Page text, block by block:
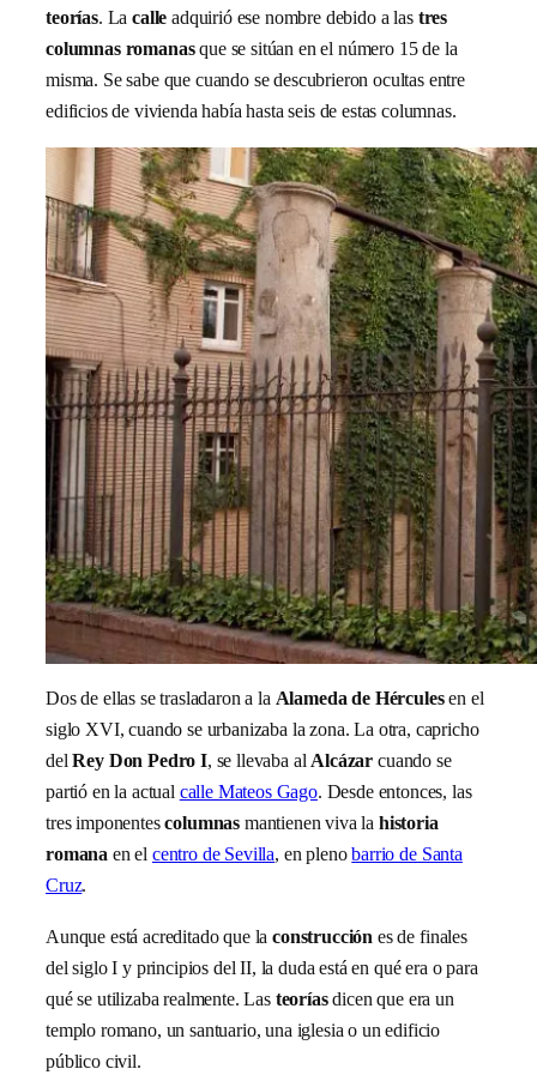
teorías. Lacalle adquirió ese nombre debido a las tres
columnas romanasque se sitúan en el número 15 de la
misma. Se sabe que cuando se descubrieron ocultas entre
edificios de vivienda había hasta seis de estas columnas.
Dos de ellas se trasladaron a la Alameda de Hérculesen el
siglo XVI, cuando se urbanizaba la zona. La otra, capricho
delRey Don Pedro I, se llevaba alAlcázar cuando se
partió en la actual calle Mateos Gago. Desde entonces, las
tres imponentescolumnas mantienen viva la historia
romana en el centro de Sevilla, en plenobarrio de Santa
Cruz.
Aunque está acreditado que laconstrucción es de finales
del siglo I y principios del II, la duda está en qué era o para
qué se utilizaba realmente. Las teoríasdicen que era un
templo romano, un santuario, una iglesia o un edificio
público civil.